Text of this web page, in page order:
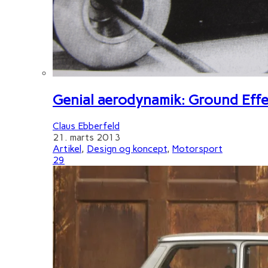
Genial aerodynamik: Ground
Claus Ebberfeld
21. marts 2013
Artikel, Design og koncept, Motorsport
29